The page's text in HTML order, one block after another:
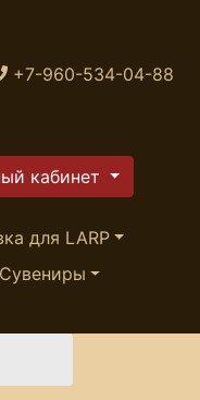
+7-960-534-04-88
кабинет
для LARP
Сувениры